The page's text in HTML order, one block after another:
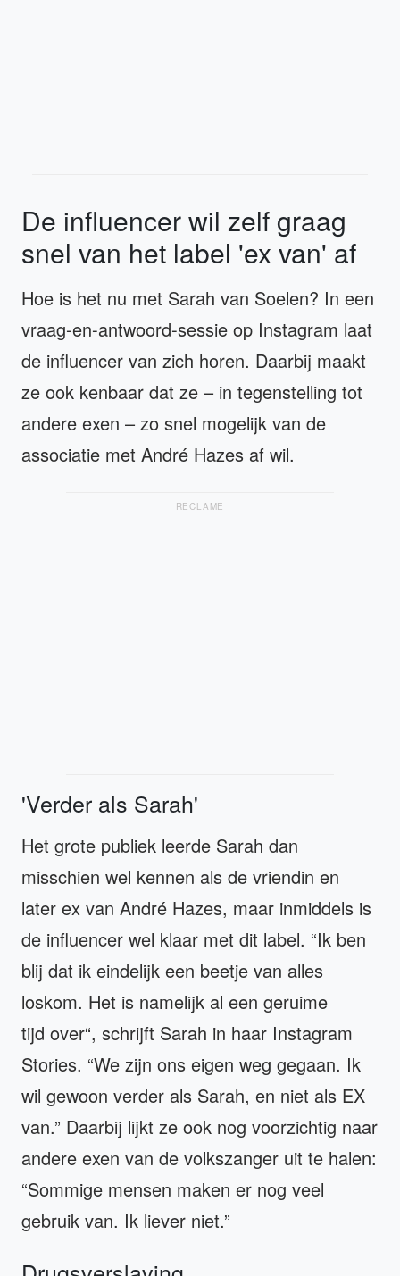
De influencer wil zelf graag
snel van het label 'ex van' af
Hoe is het nu met Sarah van Soelen? In een
vraag-en-antwoord-sessie op Instagram laat
de influencer van zich horen. Daarbij maakt
ze ook kenbaar dat ze – in tegenstelling tot
andere exen – zo snel mogelijk van de
associatie met André Hazes af wil.
RECLAME
'Verder als Sarah'
Het grote publiek leerde Sarah dan
misschien wel kennen als de vriendin en
later ex van André Hazes, maar inmiddels is
de influencer wel klaar met dit label. “Ik ben
blij dat ik eindelijk een beetje van alles
loskom. Het is namelijk al een geruime
tijd over“, schrijft Sarah in haar Instagram
Stories. “We zijn ons eigen weg gegaan. Ik
wil gewoon verder als Sarah, en niet als EX
van.” Daarbij lijkt ze ook nog voorzichtig naar
andere exen van de volkszanger uit te halen:
“Sommige mensen maken er nog veel
gebruik van. Ik liever niet.”